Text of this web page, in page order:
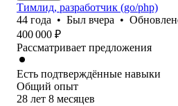
Тимлид, разработчик (go/php)
44 года • Был вчера •
400 000 ₽
Рассматривает предложения
Есть подтверждённые навыки
Общий опыт
28 лет 8 месяцев